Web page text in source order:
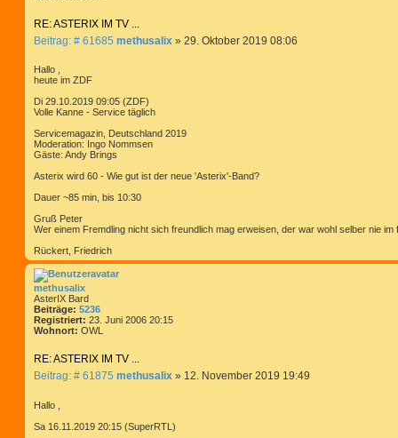
RE: ASTERIX IM TV ...
Beitrag: # 61685 B
a
methusalix » 29. Oktober 2019 08:06
Hallo ,
heute im ZDF
Di 29.10.2019 09:05 (ZDF)
Volle Kanne - Service täglich
Servicemagazin, Deutschland 2019
Moderation: Ingo Nommsen
Gäste: Andy Brings
Asterix wird 60 - Wie gut ist der neue 'Asterix'-Band?
Dauer ~85 min, bis 10:30
Gruß Peter
Wer einem Fremdling nicht sich freundlich mag erweisen, der war wohl selber nie im
Rückert, Friedrich
methusalix
AsterIX Bard
Beiträge: 5236
Registriert: 23. Juni 2006 20:15
Wohnort: OWL
RE: ASTERIX IM TV ...
Beitrag: # 61875 B
r
methusalix » 12. November 2019 19:49
Hallo ,
Sa 16.11.2019 20:15 (SuperRTL)